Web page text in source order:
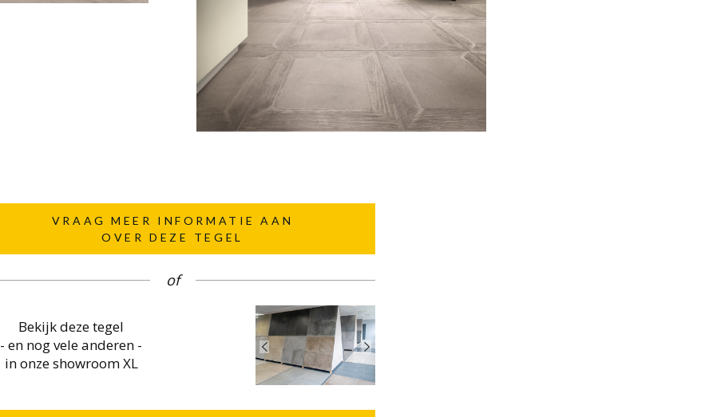
VRAAG MEER INFORMATIE AAN
OVER DEZE TEGEL
of
Bekijk deze tegel
- en nog vele anderen -
in onze showroom XL